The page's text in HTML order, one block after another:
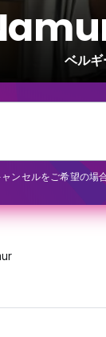
ベル
ンセルをご希望の場